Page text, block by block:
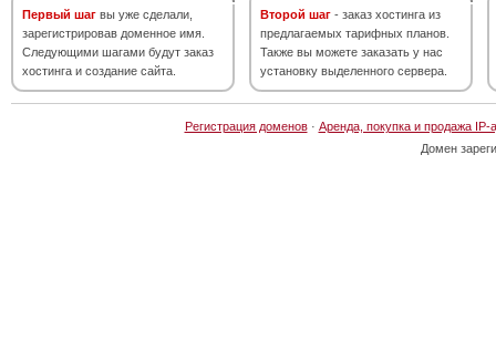
Первый шаг вы уже сделали,
зарегистрировав доменное имя.
Следующими шагами будут заказ
хостинга и создание сайта.
Второй шаг - заказ хостинга из
предлагаемых тарифных планов.
Также вы можете заказать у нас
установку выделенного сервера.
Регистрация доменов· Аренда, покупка и продажа IP-
Домен